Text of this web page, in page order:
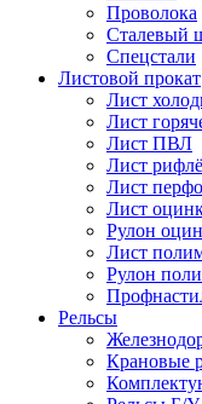
Проволока
Сталевый
Спецстали
Листовой прокат
Лист
Лист
Лист ПВЛ
Лист
Лист
Лист
Рулон
Лист
Рулон
Рельсы
Крановые